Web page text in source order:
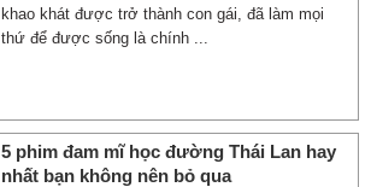
khao khát được trở thành con gái, đã làm mọi
thứ để được sống là chính ...
5 phim đam mĩ học đường Thái Lan hay
nhất bạn không nên bỏ qua